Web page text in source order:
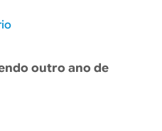
outro ano de